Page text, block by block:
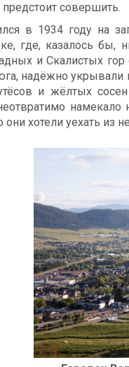
совершить.
в 1934 году на
где, казалось бы,
и Скалистых
надёжно
и жёлтых
хотели уехать из